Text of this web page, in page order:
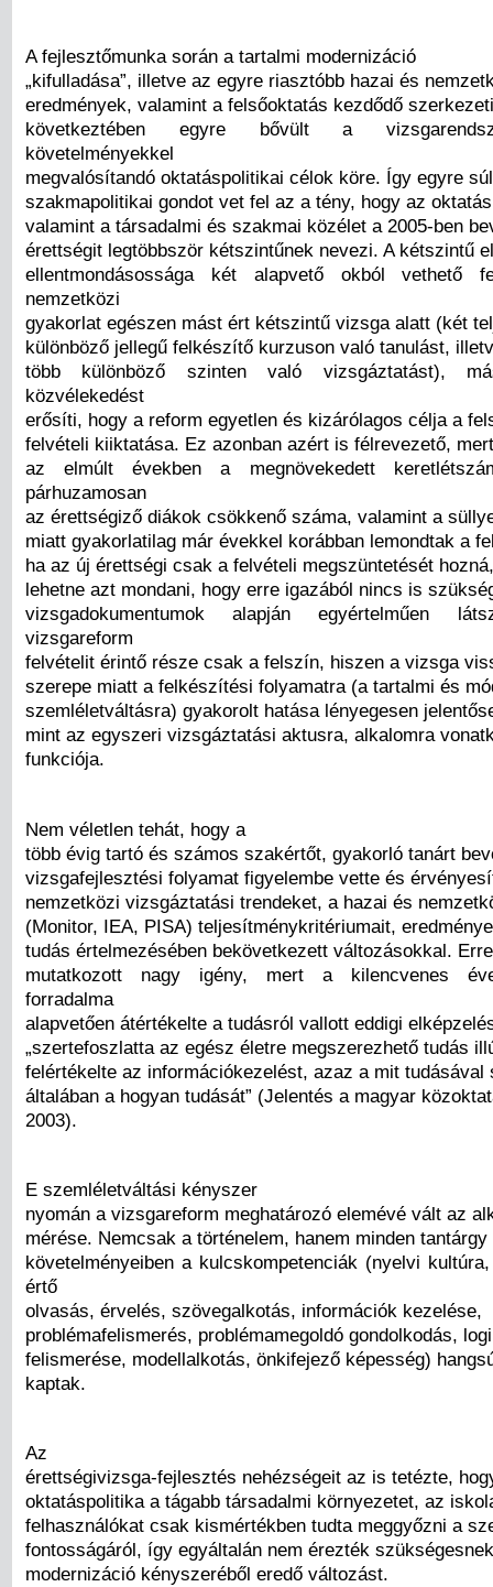
A fejlesztőmunka során a tartalmi modernizáció
„kifulladása”, illetve az egyre riasztóbb hazai és
eredmények, valamint a felsőoktatás kezdődő
következtében egyre bővült a
követelményekkel
megvalósítandó oktatáspolitikai célok köre. Így egyre
szakmapolitikai gondot vet fel az a tény, hogy az
valamint a társadalmi és szakmai közélet a 2005-ben
érettségit legtöbbször kétszintűnek nevezi. A kétszintű
ellentmondásossága két alapvető okból vethető
nemzetközi
gyakorlat egészen mást ért kétszintű vizsga alatt (két
különböző jellegű felkészítő kurzuson való tanulást,
több különböző szinten való vizsgáztatást),
közvélekedést
erősíti, hogy a reform egyetlen és kizárólagos célja a
felvételi kiiktatása. Ez azonban azért is félrevezető,
az elmúlt években a megnövekedett
párhuzamosan
az érettségiző diákok csökkenő száma, valamint a
miatt gyakorlatilag már évekkel korábban lemondtak a
ha az új érettségi csak a felvételi megszüntetését
lehetne azt mondani, hogy erre igazából nincs is
vizsgadokumentumok alapján egyértelműen
vizsgareform
felvételit érintő része csak a felszín, hiszen a vizsga
szerepe miatt a felkészítési folyamatra (a tartalmi és
szemléletváltásra) gyakorolt hatása lényegesen
mint az egyszeri vizsgáztatási aktusra, alkalomra
funkciója.
Nem véletlen tehát, hogy a
több évig tartó és számos szakértőt, gyakorló tanárt
vizsgafejlesztési folyamat figyelembe vette és
nemzetközi vizsgáztatási trendeket, a hazai és
(Monitor, IEA, PISA) teljesítménykritériumait,
tudás értelmezésében bekövetkezett változásokkal.
mutatkozott nagy igény, mert a kilencvenes
forradalma
alapvetően átértékelte a tudásról vallott eddigi
„szertefoszlatta az egész életre megszerezhető tudás
felértékelte az információkezelést, azaz a mit tudásával
általában a hogyan tudását” (Jelentés a magyar
2003).
E szemléletváltási kényszer
nyomán a vizsgareform meghatározó elemévé vált az
mérése. Nemcsak a történelem, hanem minden
követelményeiben a kulcskompetenciák (nyelvi
értő
olvasás, érvelés, szövegalkotás, információk kezelése,
problémafelismerés, problémamegoldó gondolkodás,
felismerése, modellalkotás, önkifejező képesség)
kaptak.
Az
érettségivizsga-fejlesztés nehézségeit az is tetézte,
oktatáspolitika a tágabb társadalmi környezetet, az
felhasználókat csak kismértékben tudta meggyőzni a
fontosságáról, így egyáltalán nem érezték
modernizáció kényszeréből eredő változást.